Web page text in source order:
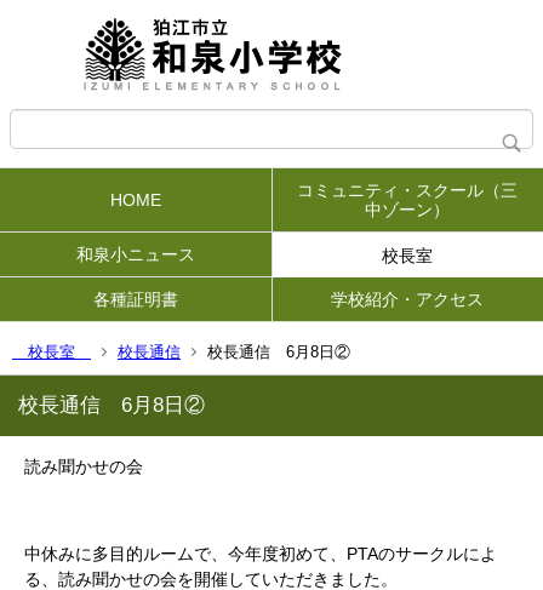
HOME
コミュニティ・スクール（三
中ゾーン）
和泉小ニュース 校長室
各種証明書 学校紹介・アクセス
校長室 校長通信 校長通信 6月8日②
校長通信 6月8日②
読み聞かせの会
中休みに多目的ルームで、今年度初めて、PTAのサークルによ
る、読み聞かせの会を開催していただきました。